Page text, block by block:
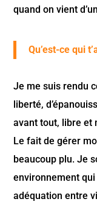
quand on vient
Qu’est-ce qui
Je me suis rendu
liberté,
avant tout, libre et
Le fait de gérer
beaucoup plu. Je
environnement
adéquation entre